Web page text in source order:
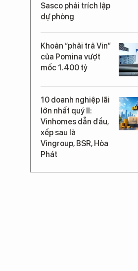
Sasco phải trích lập
dự phòng
Khoản “phải trả Vin”
của Pomina vượt
mốc 1.400 tỷ
10 doanh nghiệp lãi
lớn nhất quý II:
Vinhomes dẫn đầu,
xếp sau là
Vingroup, BSR, Hòa
Phát